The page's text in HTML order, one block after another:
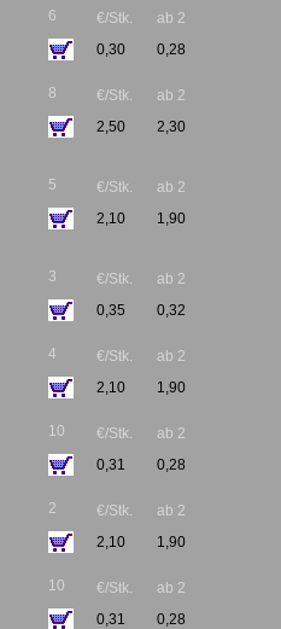
6
€/Stk.
0,30
ab 2
0,28
8
€/Stk.
2,50
ab 2
2,30
5
€/Stk.
2,10
ab 2
1,90
3
€/Stk.
0,35
ab 2
0,32
4
€/Stk.
2,10
ab 2
1,90
10
€/Stk.
0,31
ab 2
0,28
2
€/Stk.
2,10
ab 2
1,90
10
€/Stk.
0,31
ab 2
0,28